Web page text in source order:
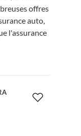
offres
auto,
l'assurance